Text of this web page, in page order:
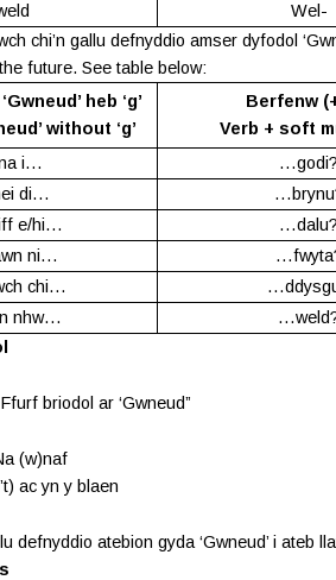
Wel-
chi’n gallu defnyddio amser dyfodol
future. See table below:
heb ‘g’
without ‘g’
Berfenw
Verb + soft
i…
…godi?
di…
e/hi…
…dalu?
ni…
chi…
nhw…
briodol ar ‘Gwneud”
(w)naf
ac yn y blaen
defnyddio atebion gyda ‘Gwneud’ i ateb